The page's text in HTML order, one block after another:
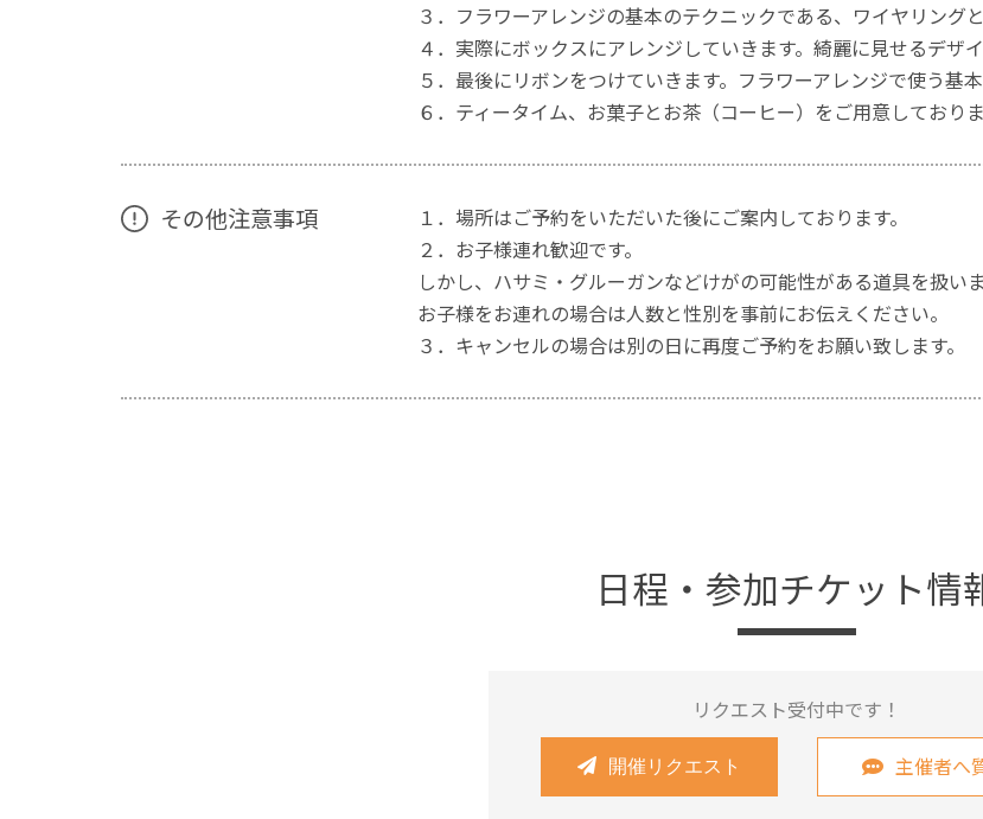
３．フラワーアレンジの基本のテクニックである、ワイヤリング
４．実際にボックスにアレンジしていきます。綺麗に見せるデザ
５．最後にリボンをつけていきます。フラワーアレンジで使う基
６．ティータイム、お菓子とお茶（コーヒー）をご用意しており
その他注意事項
１．場所はご予約をいただいた後にご案内しております。
２．お子様連れ歓迎です。
しかし、ハサミ・グルーガンなどけがの可能性がある道具を扱い
お子様をお連れの場合は人数と性別を事前にお伝えください。
３．キャンセルの場合は別の日に再度ご予約をお願い致します。
日程・参加チケット情
リクエスト受付中です！
開催リクエスト 主催者へ